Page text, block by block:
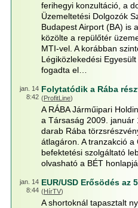
ferihegyi konzultáció, a
Üzemeltetési Dolgozók
Budapest Airport (BA) is
közölte a repülőtér
MTI-vel. A korábban
Légiközlekedési
fogadta el…
jan. 14
8:42
Folytatódik a Rába
(ProfitLine)
A RÁBA Járműipari
a Társaság 2009. január
darab Rába
átlagáron. A tranzakció a
befektetési szolgáltató
olvasható a BÉT
jan. 14
8:44
EUR/USD Erősödés az
(HírTV)
A shortoknál tapasztalt